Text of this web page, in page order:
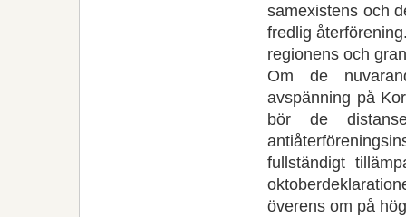
samexistens och
fredlig
regionens och
Om de
avspänning på
bör de
fullständigt
överens om på